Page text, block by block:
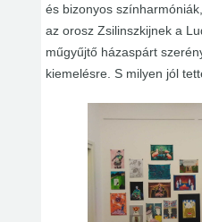
és bizonyos
az orosz Zsilinszkijnek a
műgyűjtő házaspárt
kiemelésre. S milyen jól